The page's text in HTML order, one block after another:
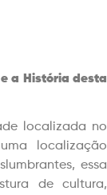
a História desta
localizada no
localização
essa
de cultura,